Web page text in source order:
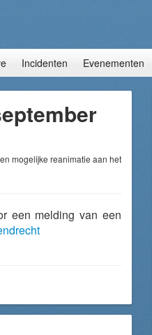
Incidenten Evenementen
mogelijke reanimatie aan het
een melding van een